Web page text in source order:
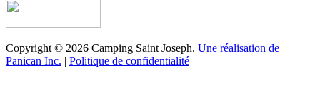
Copyright © 2026 Camping Saint Joseph. Une réalisation de
Panican Inc. | Politique de confidentialité